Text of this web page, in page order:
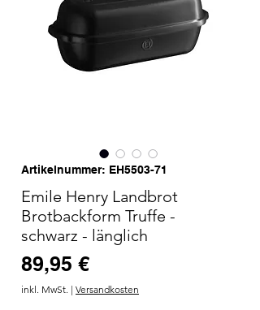
Artikelnummer: EH5503-71
Emile Henry Landbrot
Brotbackform Truffe -
schwarz - länglich
89,95 €Preis
inkl. MwSt. | Versandkosten